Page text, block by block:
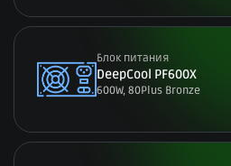
Блок питания
DeepCool PF600X
600W, 80Plus Bronze